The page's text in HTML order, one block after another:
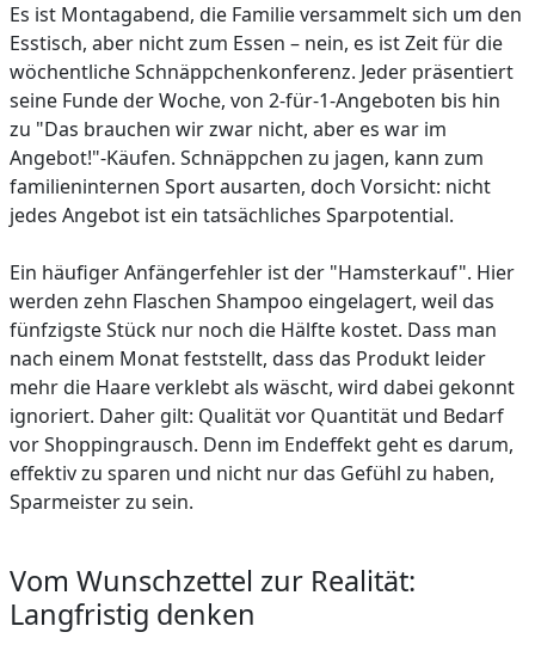
Es ist Montagabend, die Familie versammelt sich um den
Esstisch, aber nicht zum Essen – nein, es ist Zeit für die
wöchentliche Schnäppchenkonferenz. Jeder präsentiert
seine Funde der Woche, von 2-für-1-Angeboten bis hin
zu "Das brauchen wir zwar nicht, aber es war im
Angebot!"-Käufen. Schnäppchen zu jagen, kann zum
familieninternen Sport ausarten, doch Vorsicht: nicht
jedes Angebot ist ein tatsächliches Sparpotential.
Ein häufiger Anfängerfehler ist der "Hamsterkauf". Hier
werden zehn Flaschen Shampoo eingelagert, weil das
fünfzigste Stück nur noch die Hälfte kostet. Dass man
nach einem Monat feststellt, dass das Produkt leider
mehr die Haare verklebt als wäscht, wird dabei gekonnt
ignoriert. Daher gilt: Qualität vor Quantität und Bedarf
vor Shoppingrausch. Denn im Endeffekt geht es darum,
effektiv zu sparen und nicht nur das Gefühl zu haben,
Sparmeister zu sein.
Vom Wunschzettel zur Realität:
Langfristig denken